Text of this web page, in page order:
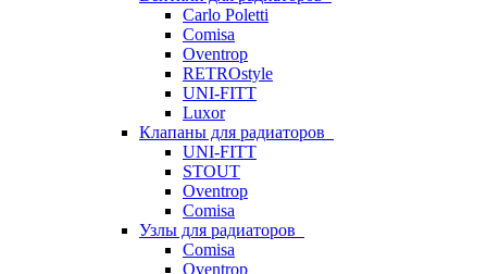
Carlo Poletti
Comisa
Oventrop
RETROstyle
UNI-FITT
Luxor
Клапаны для радиаторов
UNI-FITT
STOUT
Oventrop
Comisa
Узлы для радиаторов
Comisa
Oventrop